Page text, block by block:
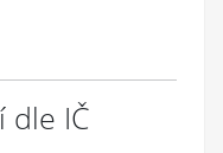
dle IČ